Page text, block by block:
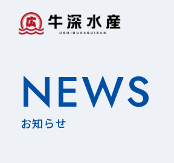
NEWS
お知らせ